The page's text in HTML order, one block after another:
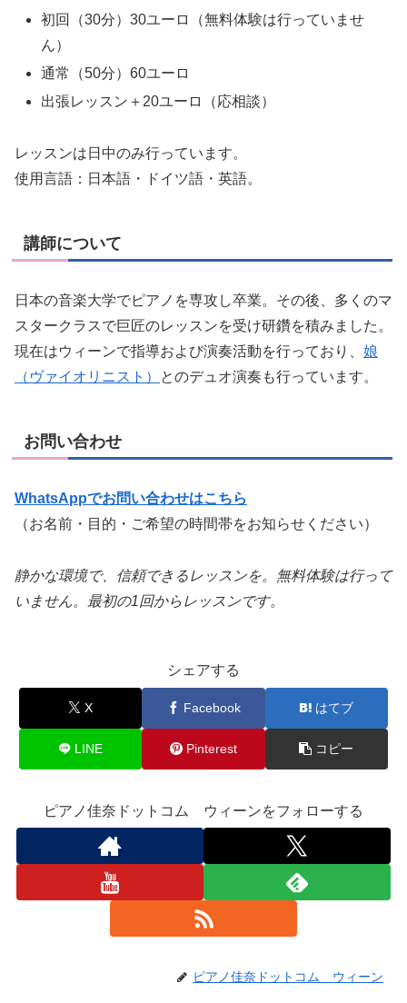
初回（30分）30ユーロ（無料体験は行っていませ
ん）
通常（50分）60ユーロ
出張レッスン＋20ユーロ（応相談）
レッスンは日中のみ行っています。
使用言語：日本語・ドイツ語・英語。
講師について
日本の音楽大学でピアノを専攻し卒業。その後、多くのマ
スタークラスで巨匠のレッスンを受け研鑽を積みました。
現在はウィーンで指導および演奏活動を行っており、 娘
（ヴァイオリニスト）
とのデュオ演奏も行っています。
お問い合わせ
WhatsAppでお問い合わせはこちら
（お名前・目的・ご希望の時間帯をお知らせください）
静かな環境で、信頼できるレッスンを。無料体験は行って
いません。最初の1回からレッスンです。
シェアする
X Facebook はてブ
LINE Pinterest コピー
ピアノ佳奈ドットコム ウィーンをフォローする
ピアノ佳奈ドットコム ウィーン